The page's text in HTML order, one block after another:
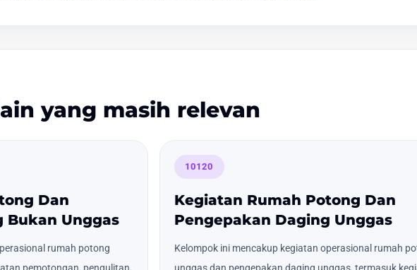
yang masih relevan
Dan
Bukan Unggas
rumah potong
pemotongan, pengulitan,
10120
Kegiatan Rumah Potong Dan
Pengepakan Daging Unggas
Kelompok ini mencakup kegiatan operasional rumah
unggas dan pengepakan daging unggas, termasuk